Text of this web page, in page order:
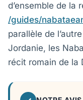
d’ensemble de la
/guides/
parallèle de
Jordanie, les
récit romain de la